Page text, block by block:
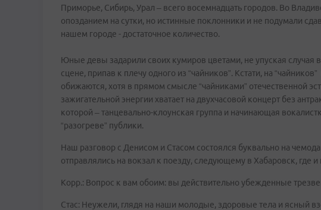
Приморье, Сибирь, Урал – всего восемнадцать городов. Во
опозданием на сутки, но истинные поклонники и не подумали
нашем городе - достаточное количество.
Юные девы задарили своих кумиров цветами, не упуская случая
сцене, припав к плечу одного из “чайников”. Кстати, на
обижаются, хотя в прямом смысле “чайниками” отечественной
зажигательной энергии хватает на двухчасовой концерт без
которой – танцевально-клоунская группа и начинающая
“разогреве” публики.
Наш разговор с Денисом и Стасом состоялся буквально на
отправлялись на вокзал к поезду, следующему в Хабаровск, где
Корр.: Вопрос к вам обоим: вы действительно убежденные
Стас: Неужели, глядя на наши молодые, здоровые тела и ясный